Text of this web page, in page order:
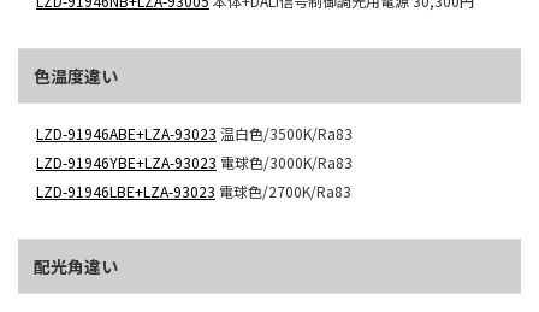
色温度違い
LZD-91946ABE+LZA-93023 温白色/3500K/Ra83
LZD-91946YBE+LZA-93023 電球色/3000K/Ra83
LZD-91946LBE+LZA-93023 電球色/2700K/Ra83
配光角違い